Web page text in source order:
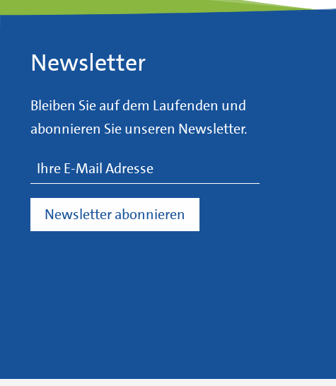
Newsletter
Bleiben Sie auf dem Laufenden und
abonnieren Sie unseren Newsletter.